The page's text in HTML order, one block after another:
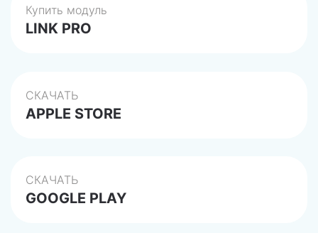
Купить модуль
LINK PRO
СКАЧАТЬ
APPLE STORE
СКАЧАТЬ
GOOGLE PLAY